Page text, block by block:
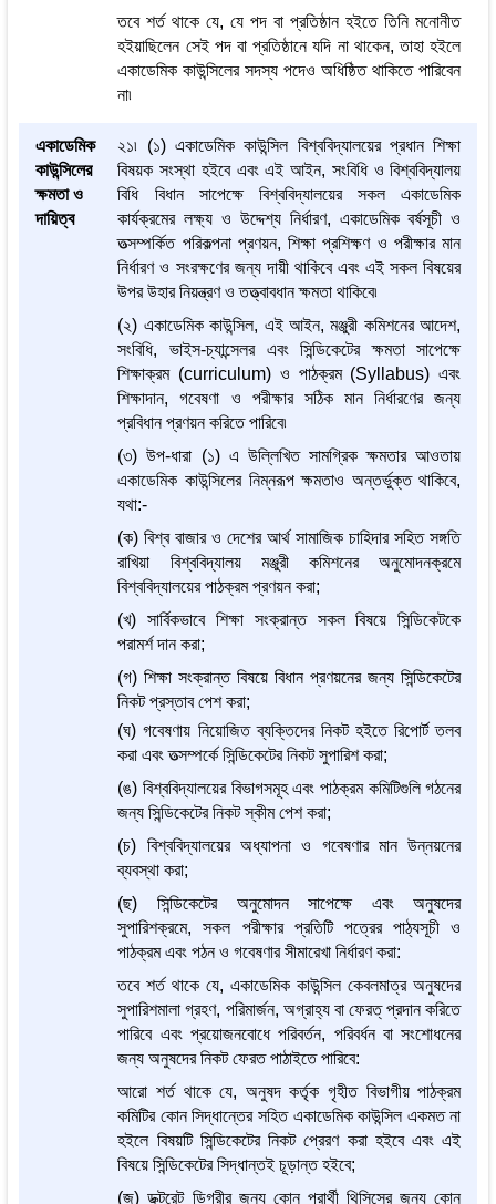
তবে শর্ত থাকে যে, যে পদ বা প্রতিষ্ঠান হইতে তিনি মনোনীত
হইয়াছিলেন সেই পদ বা প্রতিষ্ঠানে যদি না থাকেন, তাহা হইলে
একাডেমিক কাউন্সিলের সদস্য পদেও অধিষ্ঠিত থাকিতে পারিবেন
না৷
একাডেমিক
কাউন্সিলের
ক্ষমতা ও
দায়িত্ব
২১৷ (১) একাডেমিক কাউন্সিল বিশ্ববিদ্যালয়ের প্রধান শিক্ষা
বিষয়ক সংস্থা হইবে এবং এই আইন, সংবিধি ও বিশ্ববিদ্যালয়
বিধি বিধান সাপেক্ষে বিশ্ববিদ্যালয়ের সকল একাডেমিক
কার্যক্রমের লক্ষ্য ও উদ্দেশ্য নির্ধারণ, একাডেমিক বর্ষসূচী ও
তত্সম্পর্কিত পরিকল্পনা প্রণয়ন, শিক্ষা প্রশিক্ষণ ও পরীক্ষার মান
নির্ধারণ ও সংরক্ষণের জন্য দায়ী থাকিবে এবং এই সকল বিষয়ের
উপর উহার নিয়ন্ত্রণ ও তত্ত্বাবধান ক্ষমতা থাকিবে৷
(২) একাডেমিক কাউন্সিল, এই আইন, মঞ্জুরী কমিশনের আদেশ,
সংবিধি, ভাইস-চ্যান্সেলর এবং সিন্ডিকেটের ক্ষমতা সাপেক্ষে
শিক্ষাক্রম (curriculum) ও পাঠক্রম (Syllabus) এবং
শিক্ষাদান, গবেষণা ও পরীক্ষার সঠিক মান নির্ধারণের জন্য
প্রবিধান প্রণয়ন করিতে পারিবে৷
(৩) উপ-ধারা (১) এ উল্লিখিত সামগ্রিক ক্ষমতার আওতায়
একাডেমিক কাউন্সিলের নিম্নরূপ ক্ষমতাও অন্তর্ভুক্ত থাকিবে,
যথা:-
(ক) বিশ্ব বাজার ও দেশের আর্থ সামাজিক চাহিদার সহিত সঙ্গতি
রাখিয়া বিশ্ববিদ্যালয় মঞ্জুরী কমিশনের অনুমোদনক্রমে
বিশ্ববিদ্যালয়ের পাঠক্রম প্রণয়ন করা;
(খ) সার্বিকভাবে শিক্ষা সংক্রান্ত সকল বিষয়ে সিন্ডিকেটকে
পরামর্শ দান করা;
(গ) শিক্ষা সংক্রান্ত বিষয়ে বিধান প্রণয়নের জন্য সিন্ডিকেটের
নিকট প্রস্তাব পেশ করা;
(ঘ) গবেষণায় নিয়োজিত ব্যক্তিদের নিকট হইতে রিপোর্ট তলব
করা এবং তত্সম্পর্কে সিন্ডিকেটের নিকট সুপারিশ করা;
(ঙ) বিশ্ববিদ্যালয়ের বিভাগসমূহ এবং পাঠক্রম কমিটিগুলি গঠনের
জন্য সিন্ডিকেটের নিকট স্কীম পেশ করা;
(চ) বিশ্ববিদ্যালয়ের অধ্যাপনা ও গবেষণার মান উন্নয়নের
ব্যবস্থা করা;
(ছ) সিন্ডিকেটের অনুমোদন সাপেক্ষে এবং অনুষদের
সুপারিশক্রমে, সকল পরীক্ষার প্রতিটি পত্রের পাঠ্যসূচী ও
পাঠক্রম এবং পঠন ও গবেষণার সীমারেখা নির্ধারণ করা:
তবে শর্ত থাকে যে, একাডেমিক কাউন্সিল কেবলমাত্র অনুষদের
সুপারিশমালা গ্রহণ, পরিমার্জন, অগ্রাহ্য বা ফেরত্ প্রদান করিতে
পারিবে এবং প্রয়োজনবোধে পরিবর্তন, পরিবর্ধন বা সংশোধনের
জন্য অনুষদের নিকট ফেরত পাঠাইতে পারিবে:
আরো শর্ত থাকে যে, অনুষদ কর্তৃক গৃহীত বিভাগীয় পাঠক্রম
কমিটির কোন সিদ্ধান্তের সহিত একাডেমিক কাউন্সিল একমত না
হইলে বিষয়টি সিন্ডিকেটের নিকট প্রেরণ করা হইবে এবং এই
বিষয়ে সিন্ডিকেটের সিদ্ধান্তই চূড়ান্ত হইবে;
(জ) ডক্টরেট ডিগ্রীর জন্য কোন প্রার্থী থিসিসের জন্য কোন